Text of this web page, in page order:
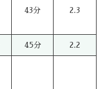
43分 2.3
45分 2.2